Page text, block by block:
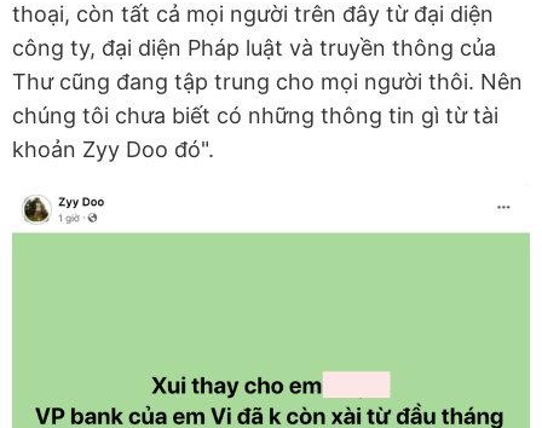
thoại, còn tất cả mọi người trên đây từ đại diện
công ty, đại diện Pháp luật và truyền thông của
Thư cũng đang tập trung cho mọi người thôi. Nên
chúng tôi chưa biết có những thông tin gì từ tài
khoản Zyy Doo đó".